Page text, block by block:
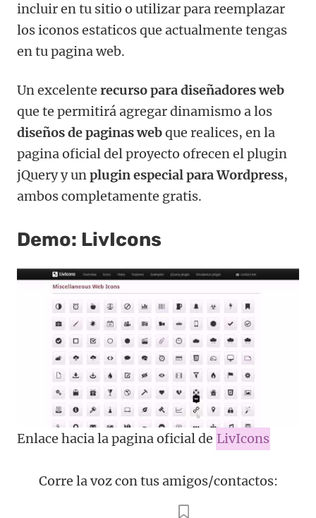
incluir en tu sitio o utilizar para reemplazar
los iconos estaticos que actualmente tengas
en tu pagina web.
Un excelente recurso para diseñadores web
que te permitirá agregar dinamismo a los
diseños de paginas webque realices, en la
pagina oficial del proyecto ofrecen el plugin
jQuery y unplugin especial para Wordpress,
ambos completamente gratis.
Demo: LivIcons
Enlace hacia la pagina oficial de LivIcons
Corre la voz con tus amigos/contactos: